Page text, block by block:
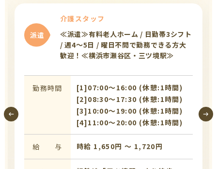
派遣
介護スタッフ
≪派遣≫有料老人ホーム / 日勤帯3シフト
/ 週4〜5日 / 曜日不問で勤務できる方大
歓迎！≪横浜市瀬谷区・三ツ境駅≫
勤務時間
[1]07:00〜16:00 (休憩:1時間)
[2]08:30〜17:30 (休憩:1時間)
[3]10:00〜19:00 (休憩:1時間)
[4]11:00〜20:00 (休憩:1時間)
給 与 時給 1,650円 〜 1,720円